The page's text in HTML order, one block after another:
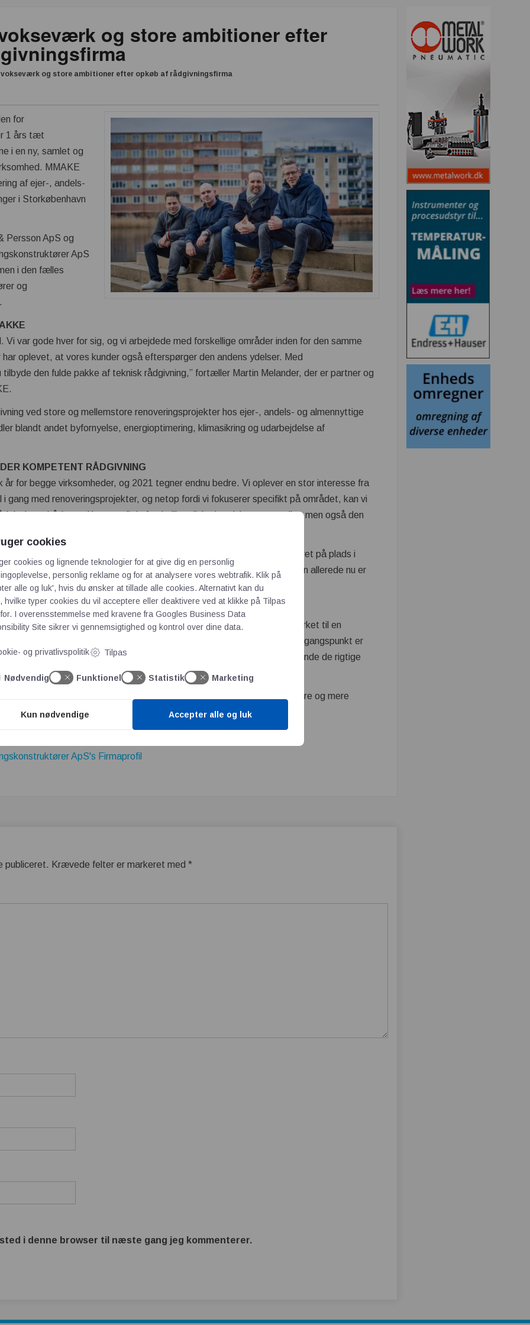
og store ambitioner efter
vokseværk og store ambitioner efter opkøb af rådgivningsfirma
for
1 års tæt
i en ny, samlet og
MMAKE
af ejer-, andels-
i Storkøbenhavn
Persson ApS og
ApS
i den fælles
og
Vi var gode hver for sig, og vi arbejdede med forskellige områder inden for den samme
oplevet, at vores kunder også efterspørger den andens ydelser. Med
tilbyde den fulde pakke af teknisk rådgivning,” fortæller Martin Melander, der er partner og
ved store og mellemstore renoveringsprojekter hos ejer-, andels- og almennyttige
blandt andet byfornyelse, energioptimering, klimasikring og udarbejdelse af
KOMPETENT RÅDGIVNING
for begge virksomheder, og 2021 tegner endnu bedre. Vi oplever en stor interesse fra
i gang med renoveringsprojekter, og netop fordi vi fokuserer specifikt på området, kan vi
– både med hensyn til de forskellige tilskudsordninger og -puljer, men også den
fortæller Martin Melander.
har haft til huse i samme kontormiljø, men fra december 2020 har de været på plads i
med plads til at vækste. Lige nu er der 11 medarbejdere, men allerede nu er
op og styrke virksomheden med endnu flere kompetencer.
forvejen og har arbejdet sammen på flere projekter, har i den grad medvirket til en
Vi har den samme gode kultur og tilgang til kunder og opgaver. Vores udgangspunkt er
i øjenhøjde, og vi er praktikere der er gode til at kommunikere og til at finde de rigtige
Melander.
kan vi fremover levere endnu bedre samlede løsninger, men også større og mere
kunder i Storkøbenhavn og omegn.”
ApS's Firmaprofil
publiceret. Krævede felter er markeret med*
i denne browser til næste gang jeg kommenterer.
cookies
cookies og lignende teknologier for at give dig en personlig
personlig reklame og for at analysere vores webtrafik. Klik på
alle og luk', hvis du ønsker at tillade alle cookies. Alternativt kan du
hvilke typer cookies du vil acceptere eller deaktivere ved at klikke på Tilpas
I overensstemmelse med kravene fra Googles Business Data
Site sikrer vi gennemsigtighed og kontrol over dine data.
og privatlivspolitik Tilpas
Nødvendig Funktionel Statistik Marketing
Kun nødvendige Accepter alle og luk